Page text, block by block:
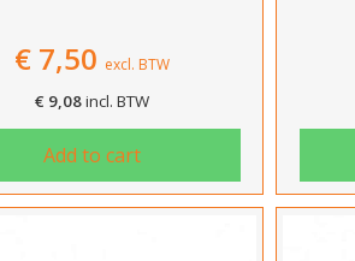
€ 7,50 excl. BTW
€ 9,08incl. BTW
Add to cart